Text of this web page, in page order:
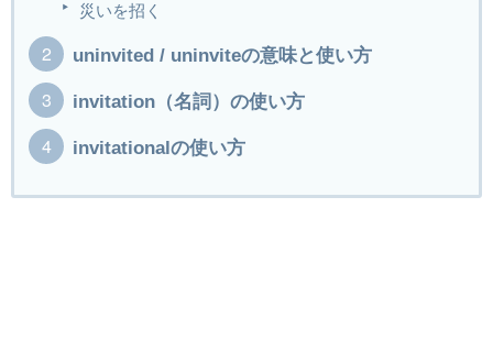
災いを招く
uninvited / uninviteの意味と使い方
invitation（名詞）の使い方
invitationalの使い方